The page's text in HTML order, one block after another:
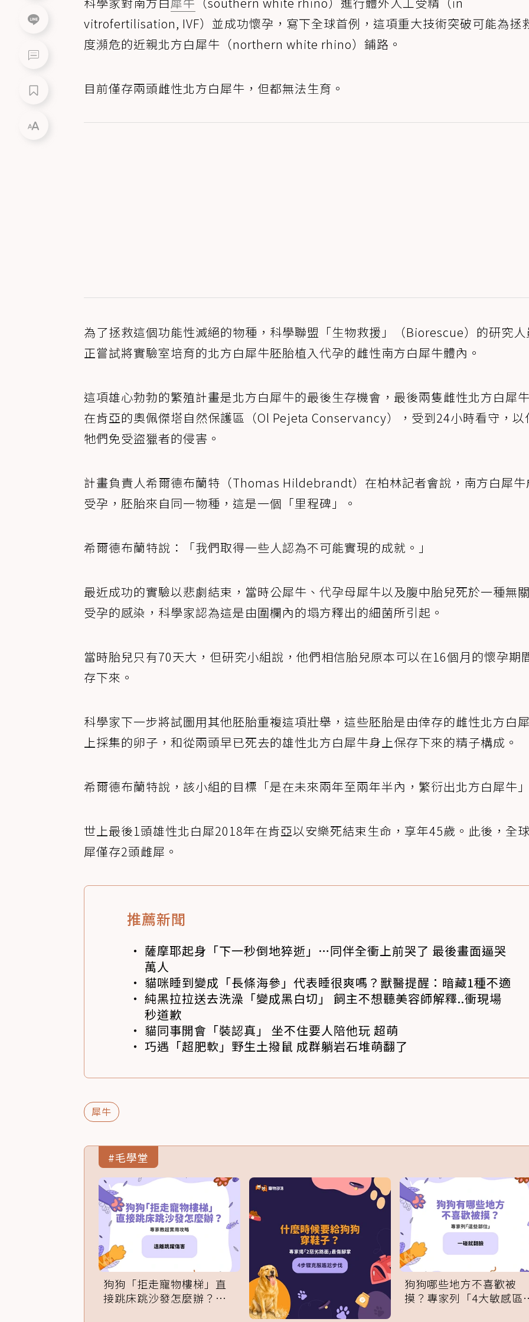
vitrofertilisation, IVF）並成功懷孕，寫下全球首例，這項重大技術突破可能為拯
度瀕危的近親北方白犀牛（northern white rhino）鋪路。
目前僅存兩頭雌性北方白犀牛，但都無法生育。
為了拯救這個功能性滅絕的物種，科學聯盟「生物救援」（Biorescue）的研究
正嘗試將實驗室培育的北方白犀牛胚胎植入代孕的雌性南方白犀牛體內。
這項雄心勃勃的繁殖計畫是北方白犀牛的最後生存機會，最後兩隻雌性北方白犀
在肯亞的奧佩傑塔自然保護區（Ol Pejeta Conservancy），受到24小時看守，以
牠們免受盜獵者的侵害。
計畫負責人希爾德布蘭特（Thomas Hildebrandt）在柏林記者會說，南方白犀
受孕，胚胎來自同一物種，這是一個「里程碑」。
希爾德布蘭特說：「我們取得一些人認為不可能實現的成就。」
最近成功的實驗以悲劇結束，當時公犀牛、代孕母犀牛以及腹中胎兒死於一種無
受孕的感染，科學家認為這是由圍欄內的塌方釋出的細菌所引起。
當時胎兒只有70天大，但研究小組說，他們相信胎兒原本可以在16個月的懷孕期
存下來。
科學家下一步將試圖用其他胚胎重複這項壯舉，這些胚胎是由倖存的雌性北方白
上採集的卵子，和從兩頭早已死去的雄性北方白犀牛身上保存下來的精子構成。
希爾德布蘭特說，該小組的目標「是在未來兩年至兩年半內，繁衍出北方白犀牛
世上最後1頭雄性北白犀2018年在肯亞以安樂死結束生命，享年45歲。此後，全
犀僅存2頭雌犀。
推薦新聞
薩摩耶起身「下一秒倒地猝逝」…同伴全衝上前哭了 最後畫面逼哭
萬人
貓咪睡到變成「長條海參」代表睡很爽嗎？獸醫提醒：暗藏1種不適
純黑拉拉送去洗澡「變成黑白切」 飼主不想聽美容師解釋..衝現場
秒道歉
貓同事開會「裝認真」 坐不住要人陪他玩 超萌
巧遇「超肥軟」野生土撥鼠 成群躺岩石堆萌翻了
犀牛
#毛學堂
狗狗「拒走寵物樓梯」直
接跳床跳沙發怎麼辦？專
狗狗哪些地方不喜歡被
摸？專家列「4大敏感區